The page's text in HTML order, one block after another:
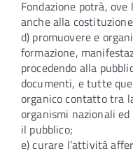
Fondazione potrà,
anche alla
d) promuovere e
formazione,
procedendo alla
documenti, e tutte
organico contatto tra
organismi nazionali
il pubblico;
e) curare l’attività